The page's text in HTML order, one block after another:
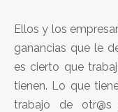
Ellos y los
ganancias que le
es cierto que
tienen. Lo que
trabajo de